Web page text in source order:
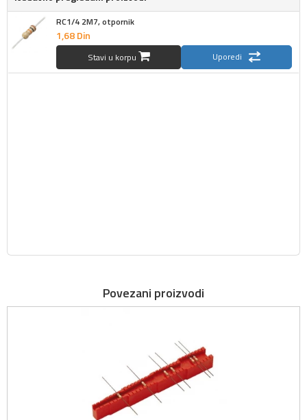
RC1/4 2M7, otpornik
1,68Din
Stavi u korpu Uporedi
Povezani proizvodi